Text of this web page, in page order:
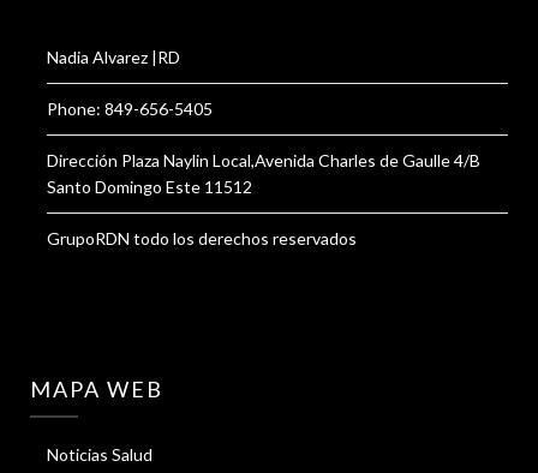
Nadia Alvarez |RD
Phone: 849-656-5405
Dirección Plaza Naylin Local,Avenida Charles de Gaulle 4/B
Santo Domingo Este 11512
GrupoRDN todo los derechos reservados
MAPA WEB
Noticias Salud